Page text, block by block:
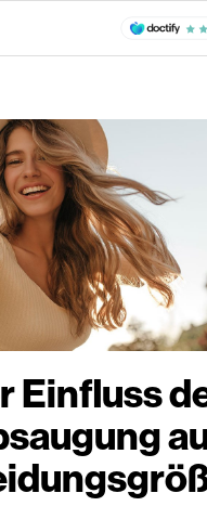
Einfluss